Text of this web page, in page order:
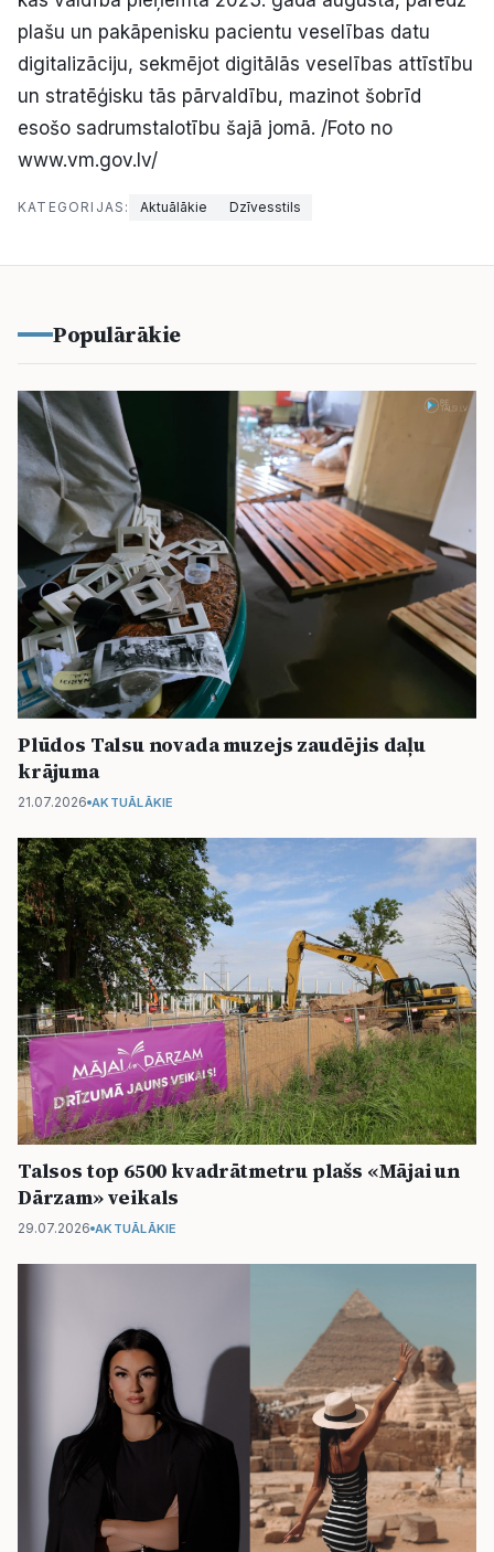
plašu un pakāpenisku pacientu veselības datu
digitalizāciju, sekmējot digitālās veselības attīstību
un stratēģisku tās pārvaldību, mazinot šobrīd
esošo sadrumstalotību šajā jomā. /Foto no
www.vm.gov.lv/
KATEGORIJAS: Aktuālākie Dzīvesstils
Populārākie
Plūdos Talsu novada muzejs zaudējis daļu
krājuma
21.07.2026 AKTUĀLĀKIE
Talsos top 6500 kvadrātmetru plašs «Mājai un
Dārzam» veikals
29.07.2026 AKTUĀLĀKIE